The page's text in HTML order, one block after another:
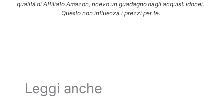
qualità di Affiliato Amazon, ricevo un guadagno dagli acquisti idonei.
Questo non influenza i prezzi per te.
Leggi anche